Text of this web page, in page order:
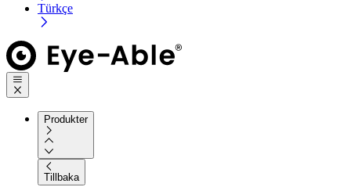
Türkçe
Produkter
Tillbaka